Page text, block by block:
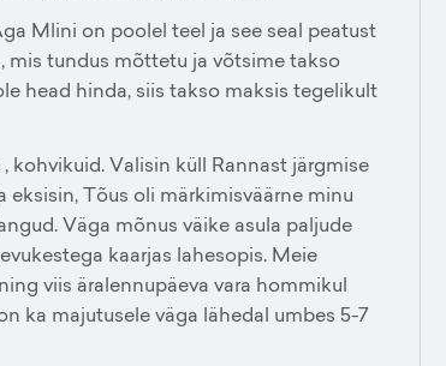
Mlini on poolel teel ja see seal peatust
mis tundus mõttetu ja võtsime takso
head hinda, siis takso maksis tegelikult
kohvikuid. Valisin küll Rannast järgmise
eksisin, Tõus oli märkimisväärne minu
Väga mõnus väike asula paljude
kaarjas lahesopis. Meie
viis äralennupäeva vara hommikul
ka majutusele väga lähedal umbes 5-7